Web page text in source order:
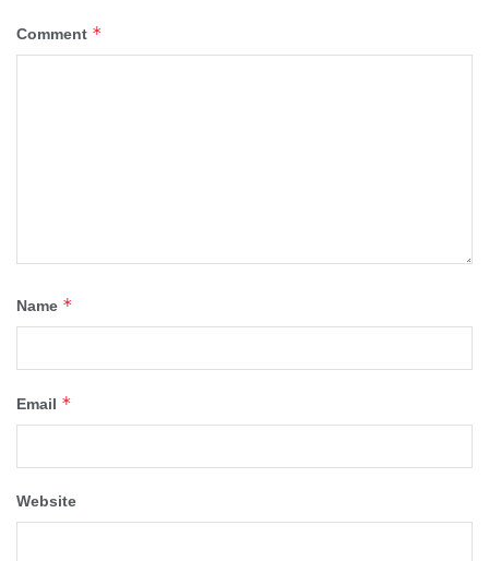
Comment *
Name *
Email *
Website